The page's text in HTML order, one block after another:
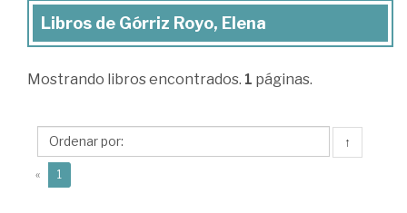
Libros
Górriz
Elena
Libros de Górriz Royo, Elena
Mostrando libros encontrados. 1 páginas.
↑
« 1